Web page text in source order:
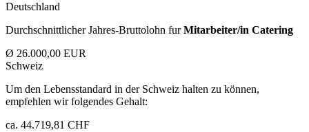
Deutschland
Durchschnittlicher Jahres-Bruttolohn furMitarbeiter/in Catering
Ø 26.000,00 EUR
Schweiz
Um den Lebensstandard in der Schweiz halten zu können,
empfehlen wir folgendes Gehalt:
ca. 44.719,81 CHF